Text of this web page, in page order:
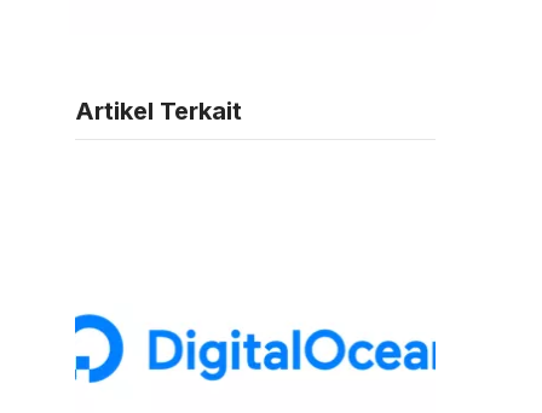
Artikel Terkait